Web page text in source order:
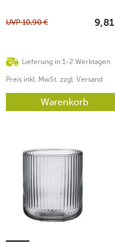
Lieferung in 1-2 Werktagen
UVP10,90 € 9,81
Preis inkl. MwSt. zzgl. Versand
Warenkorb